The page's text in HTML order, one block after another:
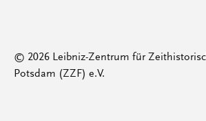
© 2026 Leibniz-Zentrum für
Potsdam (ZZF) e.V.